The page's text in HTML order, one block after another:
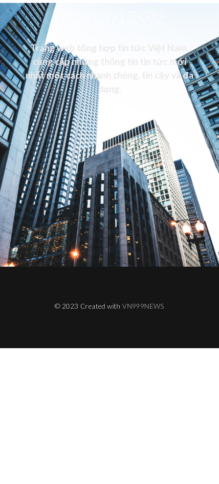
VN99NEWS
Trang web tổng hợp tin tức Việt Nam,
cung cấp những thông tin tin tức mới
nhất một cách nhanh chóng, tin cậy và đa
dạng.
© 2023 Created withVN999NEWS